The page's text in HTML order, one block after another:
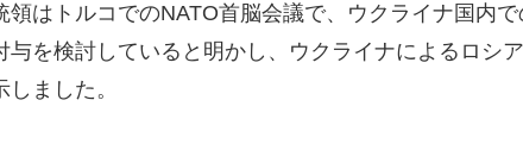
領はトルコでのNATO首脳会議で、ウクライナ国内
与を検討していると明かし、ウクライナによるロシ
ました。